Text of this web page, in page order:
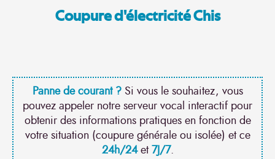
Coupure d'électricité Chis
Panne de courant ?Si vous le souhaitez, vous
pouvez appeler notre serveur vocal interactif pour
obtenir des informations pratiques en fonction de
votre situation (coupure générale ou isolée) et ce
24h/24et7J/7.